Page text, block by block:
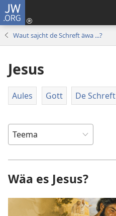
JW.ORG
Waut sajcht de Schreft äwa ...?
Jesus
Aules Gott De Schreft
Wäa es Jesus?